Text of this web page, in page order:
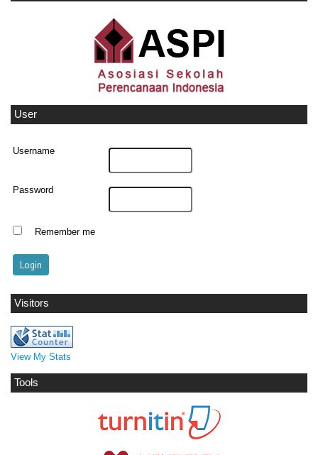
User
Username
Password
Remember me
Visitors
View My Stats
Tools